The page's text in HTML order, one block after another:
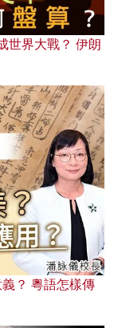
世界大戰？ 伊朗
？ 粵語怎樣傳